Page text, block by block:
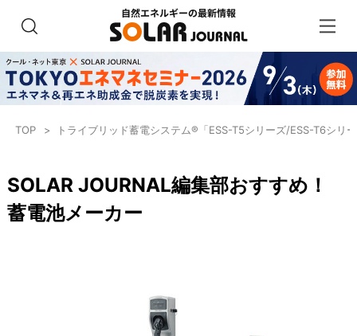
TOP トライブリッド蓄電システム®「ESS-T5シリーズ/ESS-T6シリ
SOLAR JOURNAL編集部おすすめ！
蓄電池メーカー